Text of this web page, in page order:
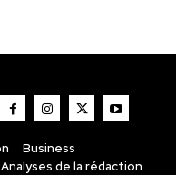
Business
de la rédaction